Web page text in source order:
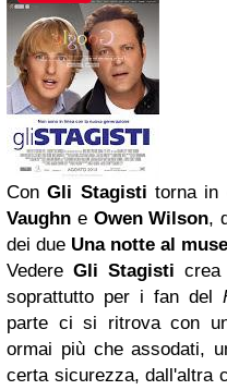
ConGli Stagisti torna in
Vaughn e Owen Wilson,
dei due Una notte al
Vedere Gli Stagisti crea
soprattutto per i fan del
parte ci si ritrova con
ormai più che assodati,
certa sicurezza, dall'altra